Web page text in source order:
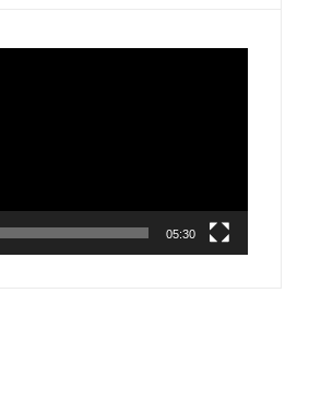
05:30